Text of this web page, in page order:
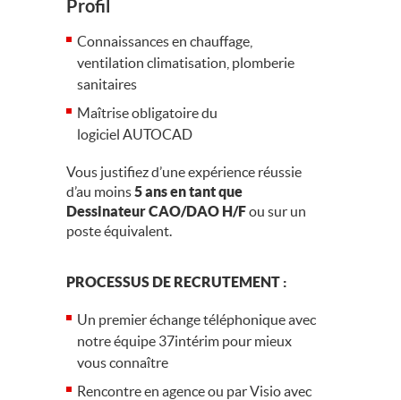
Profil
Connaissances en chauffage,
ventilation climatisation, plomberie
sanitaires
Maîtrise obligatoire du
logiciel AUTOCAD
Vous justifiez d’une expérience réussie
d’au moins5 ans en tant que
Dessinateur CAO/DAO H/Fou sur un
poste équivalent.
PROCESSUS DE RECRUTEMENT :
Un premier échange téléphonique avec
notre équipe 37intérim pour mieux
vous connaître
Rencontre en agence ou par Visio avec